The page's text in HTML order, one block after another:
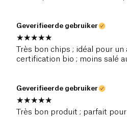
Geverifieerde gebruiker
Très bon chips ; idéal pour
certification bio ; moins salé
Geverifieerde gebruiker
Très bon produit ; parfait